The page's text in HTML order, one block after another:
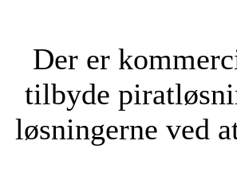
Der er
tilbyde
løsningerne ved